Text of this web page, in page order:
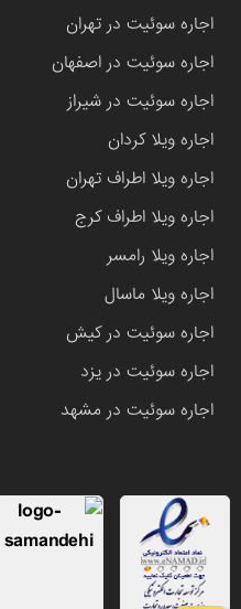
اجاره سوئیت در تهران
اجاره سوئیت در اصفهان
اجاره سوئیت در شیراز
اجاره ویلا کردان
اجاره ویلا اطراف تهران
اجاره ویلا اطراف کرج
اجاره ویلا رامسر
اجاره ویلا ماسال
اجاره سوئیت در کیش
اجاره سوئیت در یزد
اجاره سوئیت در مشهد